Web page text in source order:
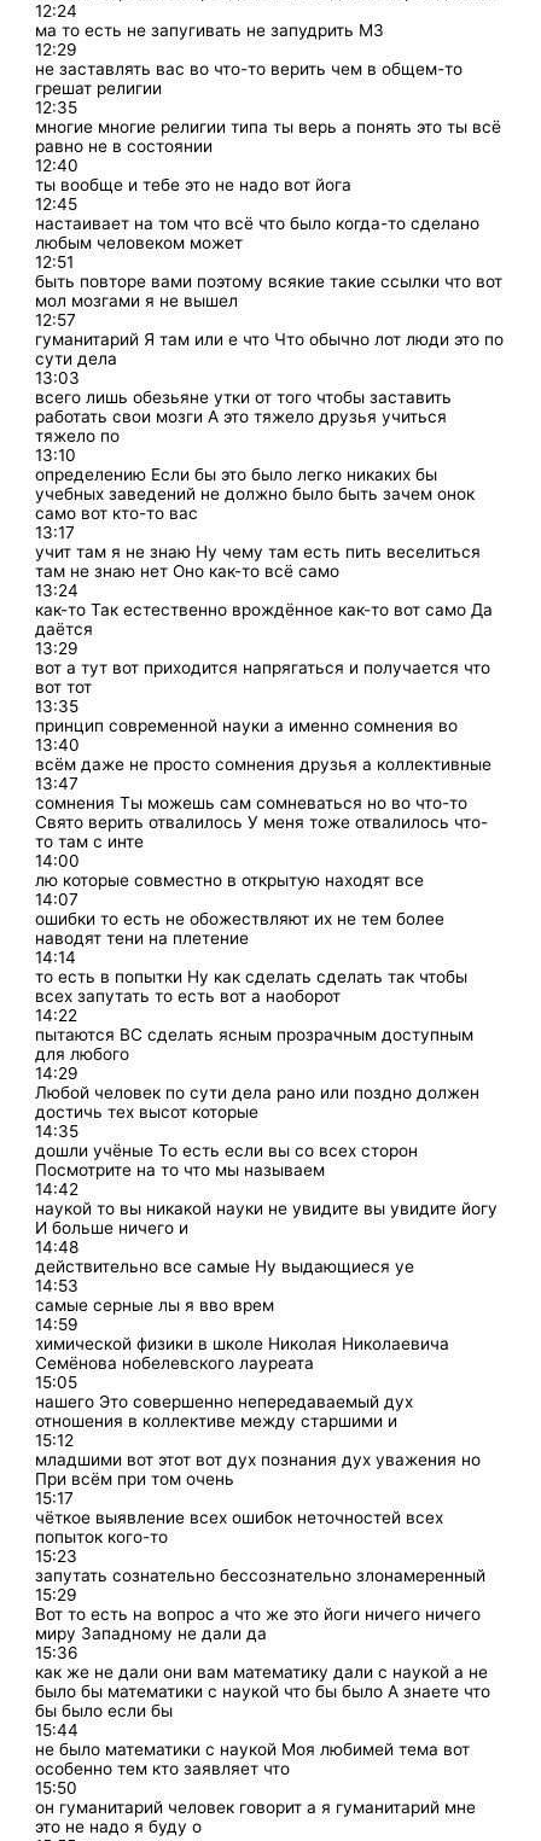
12:24
ма то есть не запугивать не запудрить МЗ
12:29
не заставлять вас во что-то верить чем в общем-то
грешат религии
12:35
многие многие религии типа ты верь а понять это ты всё
равно не в состоянии
12:40
ты вообще и тебе это не надо вот йога
12:45
настаивает на том что всё что было когда-то сделано
любым человеком может
12:51
быть повторе вами поэтому всякие такие ссылки что вот
мол мозгами я не вышел
12:57
гуманитарий Я там или е что Что обычно лот люди это по
сути дела
13:03
всего лишь обезьяне утки от того чтобы заставить
работать свои мозги А это тяжело друзья учиться
тяжело по
13:10
определению Если бы это было легко никаких бы
учебных заведений не должно было быть зачем онок
само вот кто-то вас
13:17
учит там я не знаю Ну чему там есть пить веселиться
там не знаю нет Оно как-то всё само
13:24
как-то Так естественно врождённое как-то вот само Да
даётся
13:29
вот а тут вот приходится напрягаться и получается что
вот тот
13:35
принцип современной науки а именно сомнения во
13:40
всём даже не просто сомнения друзья а коллективные
13:47
сомнения Ты можешь сам сомневаться но во что-то
Свято верить отвалилось У меня тоже отвалилось что-
то там с инте
14:00
лю которые совместно в открытую находят все
14:07
ошибки то есть не обожествляют их не тем более
наводят тени на плетение
14:14
то есть в попытки Ну как сделать сделать так чтобы
всех запутать то есть вот а наоборот
14:22
пытаются ВС сделать ясным прозрачным доступным
для любого
14:29
Любой человек по сути дела рано или поздно должен
достичь тех высот которые
14:35
дошли учёные То есть если вы со всех сторон
Посмотрите на то что мы называем
14:42
наукой то вы никакой науки не увидите вы увидите йогу
И больше ничего и
14:48
действительно все самые Ну выдающиеся уе
14:53
самые серные лы я вво врем
14:59
химической физики в школе Николая Николаевича
Семёнова нобелевского лауреата
15:05
нашего Это совершенно непередаваемый дух
отношения в коллективе между старшими и
15:12
младшими вот этот вот дух познания дух уважения но
При всём при том очень
15:17
чёткое выявление всех ошибок неточностей всех
попыток кого-то
15:23
запутать сознательно бессознательно злонамеренный
15:29
Вот то есть на вопрос а что же это йоги ничего ничего
миру Западному не дали да
15:36
как же не дали они вам математику дали с наукой а не
было бы математики с наукой что бы было А знаете что
бы было если бы
15:44
не было математики с наукой Моя любимей тема вот
особенно тем кто заявляет что
15:50
он гуманитарий человек говорит а я гуманитарий мне
это не надо я буду о